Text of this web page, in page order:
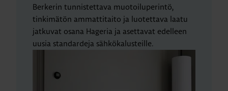
Berkerin tunnistettava muotoiluperintö,
tinkimätön ammattitaito ja luotettava laatu
jatkuvat osana Hageria ja asettavat edelleen
uusia standardeja sähkökalusteille.